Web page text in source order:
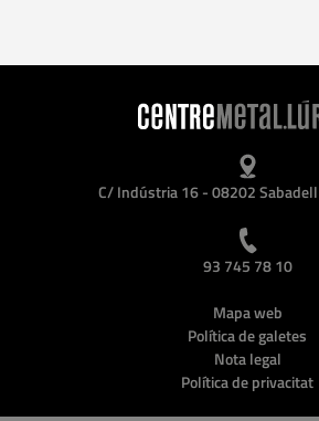
C/ Indústria 16 - 08202
93 745 78 10
Mapa web
Política de galetes
Nota legal
Política de privacitat